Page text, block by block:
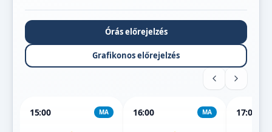
Órás előrejelzés
Grafikonos előrejelzés
15:00 MA 16:00 MA 17:00